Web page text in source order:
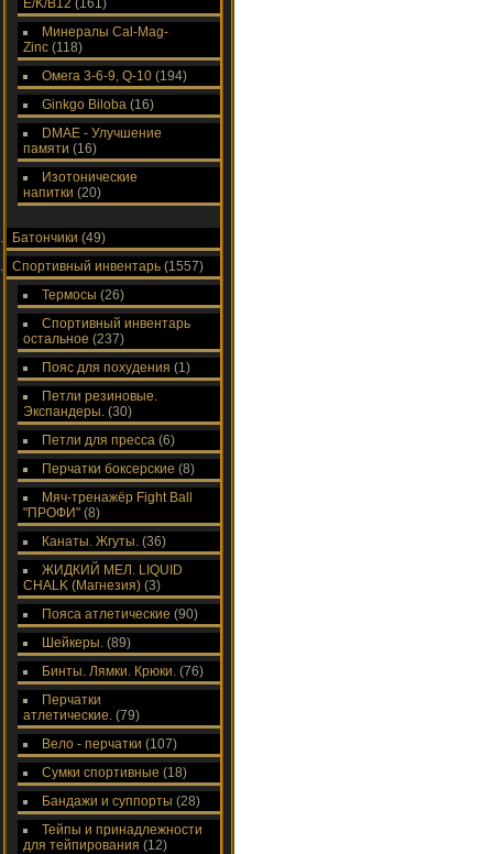
Е/K/B12 (161)
Минералы Cal-Mag-
Zinc (118)
Омега 3-6-9, Q-10 (194)
Ginkgo Biloba (16)
DMAE - Улучшение
памяти (16)
Изотонические
напитки (20)
Батончики (49)
Спортивный инвентарь (1557)
Термосы (26)
Спортивный инвентарь
остальное (237)
Пояс для похудения (1)
Петли резиновые.
Экспандеры. (30)
Петли для пресса (6)
Перчатки боксерские (8)
Мяч-тренажёр Fight Ball
"ПРОФИ" (8)
Канаты. Жгуты. (36)
ЖИДКИЙ МЕЛ. LIQUID
CHALK (Магнезия) (3)
Пояса атлетические (90)
Шейкеры. (89)
Бинты. Лямки. Крюки. (76)
Перчатки
атлетические. (79)
Вело - перчатки (107)
Сумки спортивные (18)
Бандажи и суппорты (28)
Тейпы и принадлежности
для тейпирования (12)